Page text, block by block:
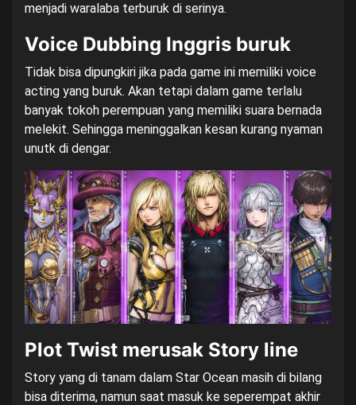
menjadi waralaba terburuk di serinya.
Voice Dubbing Inggris buruk
Tidak bisa dipungkiri jika pada game ini memiliki voice
acting yang buruk. Akan tetapi dalam game terlalu
banyak tokoh perempuan yang memiliki suara bernada
melekit. Sehingga meninggalkan kesan kurang nyaman
unutk di dengar.
Plot Twist merusak Story line
Story yang di tanam dalam Star Ocean masih di bilang
bisa diterima, namun saat masuk ke seperempat akhir